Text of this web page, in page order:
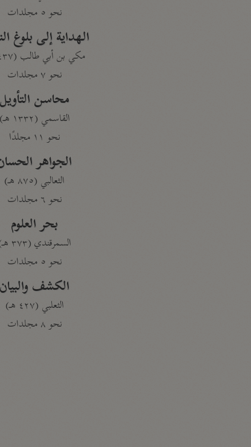
نحو ٥ مجلدات
الهداية إلى بلوغ
مكي بن أبي طالب (٤٣٧ هـ)
نحو ٧ مجلدات
محاسن التأويل
القاسمي (١٣٣٢ هـ)
نحو ١١ مجلدًا
الجواهر
الثعالبي (٨٧٥ هـ)
نحو ٦ مجلدات
بحر العلوم
السمرقندي (٣٧٣ هـ)
نحو ٥ مجلدات
الكشف والبيان
الثعلبي (٤٢٧ هـ)
نحو ٨ مجلدات